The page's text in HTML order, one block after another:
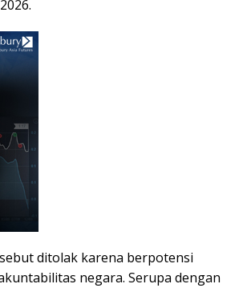
ditolak karena berpotensi
negara. Serupa dengan